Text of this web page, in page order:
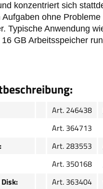
konzentriert sich
Aufgaben ohne
Typische Anwendung
GB Arbeitsspeicher
Art. 246438
Art. 364713
Art. 283553
Art. 350168
Art. 363404